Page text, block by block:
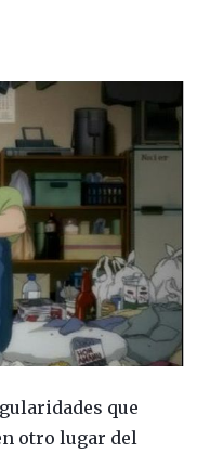
que
otro lugar del